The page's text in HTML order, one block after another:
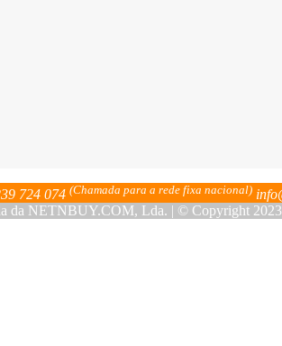
724 074 (Chamada para a rede fixa nacional)
NETNBUY.COM, Lda. | © Copyright